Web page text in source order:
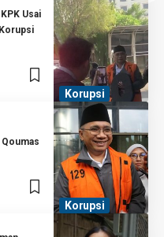
Korupsi
Usai
Korupsi
Qoumas